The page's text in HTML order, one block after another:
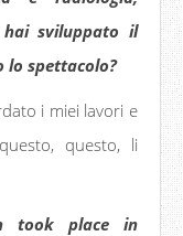
hai sviluppato il
lo spettacolo?
i miei lavori e
questo, li
took place in